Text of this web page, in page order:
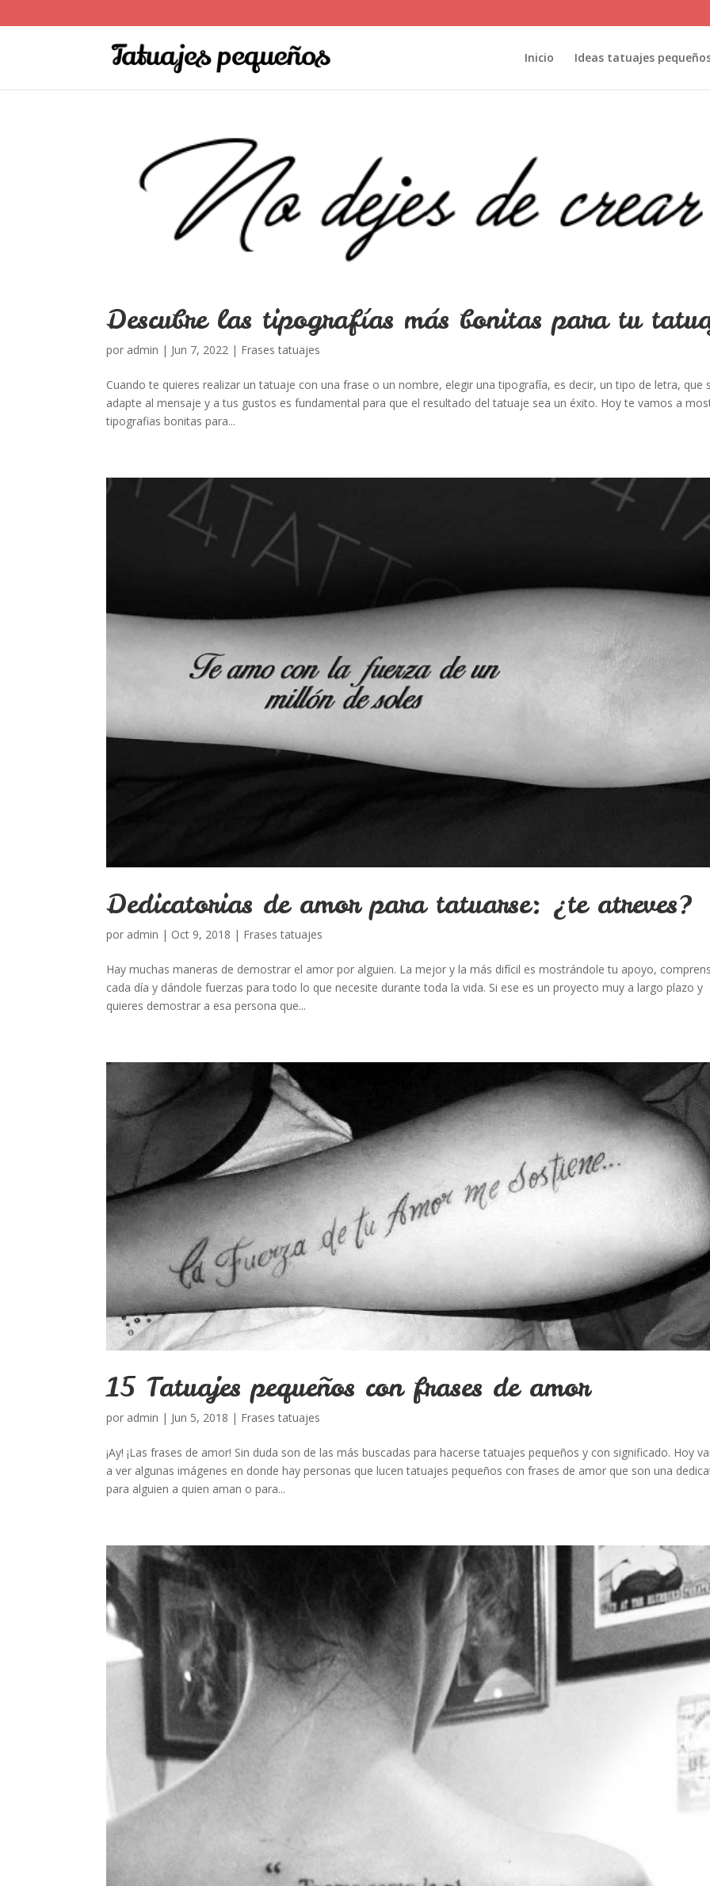
Inicio Ideas tatuajes
Descubre las tipografías más bonitas para tu
por admin | Jun 7, 2022 | Frases tatuajes
Cuando te quieres realizar un tatuaje con una frase o un nombre, elegir una tipografía, es decir, un tipo de letra, que
adapte al mensaje y a tus gustos es fundamental para que el resultado del tatuaje sea un éxito. Hoy te vamos a
tipografias bonitas para...
Dedicatorias de amor para tatuarse: ¿te atreves?
por admin | Oct 9, 2018 | Frases tatuajes
Hay muchas maneras de demostrar el amor por alguien. La mejor y la más difícil es mostrándole tu apoyo,
cada día y dándole fuerzas para todo lo que necesite durante toda la vida. Si ese es un proyecto muy a largo plazo y
quieres demostrar a esa persona que...
15 Tatuajes pequeños con frases de amor
por admin | Jun 5, 2018 | Frases tatuajes
¡Ay! ¡Las frases de amor! Sin duda son de las más buscadas para hacerse tatuajes pequeños y con significado. Hoy
a ver algunas imágenes en donde hay personas que lucen tatuajes pequeños con frases de amor que son una
para alguien a quien aman o para...